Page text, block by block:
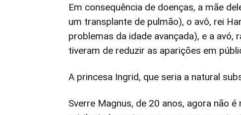
Em consequência de doenças, a mãe
um transplante de pulmão), o avô, rei
problemas da idade avançada), e a avó,
tiveram de reduzir as aparições em
A princesa Ingrid, que seria a natural
Sverre Magnus, de 20 anos, agora não